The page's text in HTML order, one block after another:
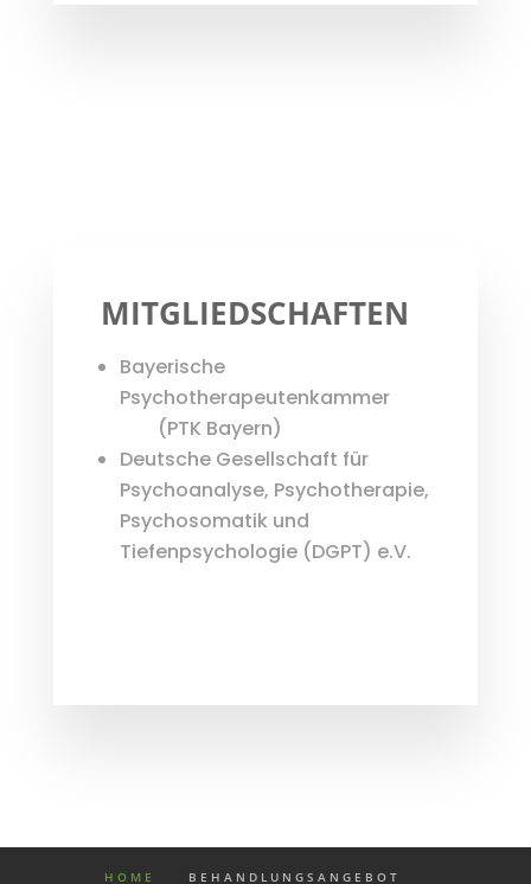
MITGLIEDSCHAFTEN
Bayerische
Psychotherapeutenkammer
(PTK Bayern)
Deutsche Gesellschaft für
Psychoanalyse, Psychotherapie,
Psychosomatik und
Tiefenpsychologie (DGPT) e.V.
HOME BEHANDLUNGSANGEBOT